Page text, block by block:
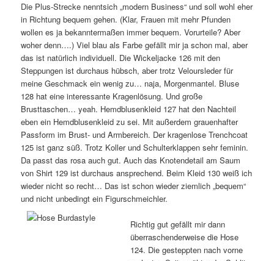
Die Plus-Strecke nenntsich „modern Business“ und soll wohl eher
in Richtung bequem gehen. (Klar, Frauen mit mehr Pfunden
wollen es ja bekanntermaßen immer bequem. Vorurteile? Aber
woher denn….) Viel blau als Farbe gefällt mir ja schon mal, aber
das ist natürlich individuell. Die Wickeljacke 126 mit den
Steppungen ist durchaus hübsch, aber trotz Veloursleder für
meine Geschmack ein wenig zu… naja, Morgenmantel. Bluse
128 hat eine interessante Kragenlösung. Und große
Brusttaschen… yeah. Hemdblusenkleid 127 hat den Nachteil
eben ein Hemdblusenkleid zu sei. Mit außerdem grauenhafter
Passform im Brust- und Armbereich. Der kragenlose Trenchcoat
125 ist ganz süß. Trotz Koller und Schulterklappen sehr feminin.
Da passt das rosa auch gut. Auch das Knotendetail am Saum
von Shirt 129 ist durchaus ansprechend. Beim Kleid 130 weiß ich
wieder nicht so recht… Das ist schon wieder ziemlich „bequem“
und nicht unbedingt ein Figurschmeichler.
Richtig gut gefällt mir dann
überraschenderweise die Hose
124. Die gesteppten nach vorne